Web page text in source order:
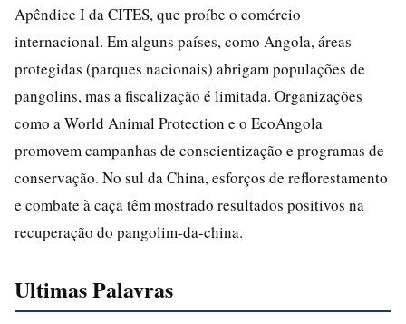
Apêndice I da CITES, que proíbe o comércio
internacional. Em alguns países, como Angola, áreas
protegidas (parques nacionais) abrigam populações de
pangolins, mas a fiscalização é limitada. Organizações
como a World Animal Protection e o EcoAngola
promovem campanhas de conscientização e programas de
conservação. No sul da China, esforços de reflorestamento
e combate à caça têm mostrado resultados positivos na
recuperação do pangolim-da-china.
Ultimas Palavras